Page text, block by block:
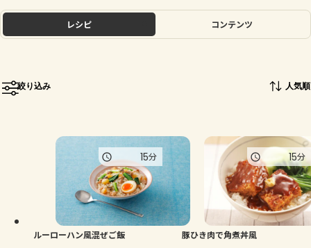
ホーム
トーク
よくあるお問い合わせ
お買い物
人気の食材・レシピ
きゅうり なす トマト とうもろこし
ピーマン
レシピ コンテンツ
絞り込み 人気順
ルーローハン風混ぜご飯
15分
豚ひき肉で角煮丼風
15分